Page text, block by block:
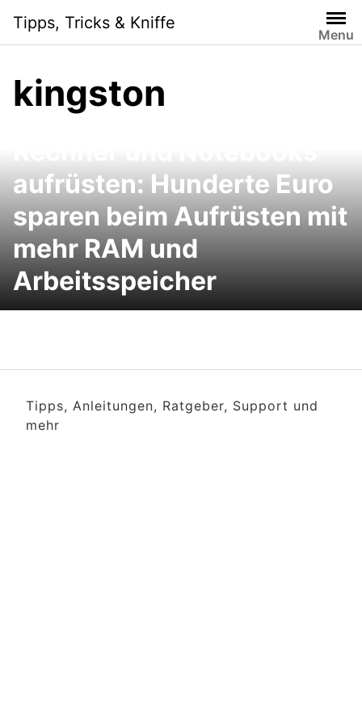
content
Tipps, Tricks & Kniffe
Menu
kingston
aufrüsten: Hunderte Euro
sparen beim Aufrüsten mit
mehr RAM und
Arbeitsspeicher
Tipps, Anleitungen, Ratgeber, Support und
mehr